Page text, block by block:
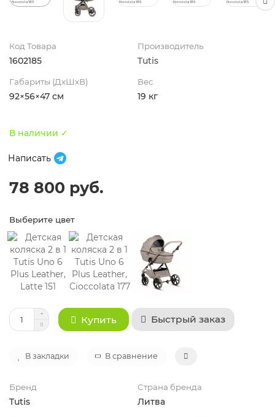
Код Товара
1602185
Производитель
Tutis
Габариты (ДхШхВ)
92×56×47 см
Вес
19 кг
В наличии ✓
Написать
78 800 руб.
Выберите цвет
Купить Быстрый заказ
В закладки В сравнение
Бренд
Tutis
Страна бренда
Литва